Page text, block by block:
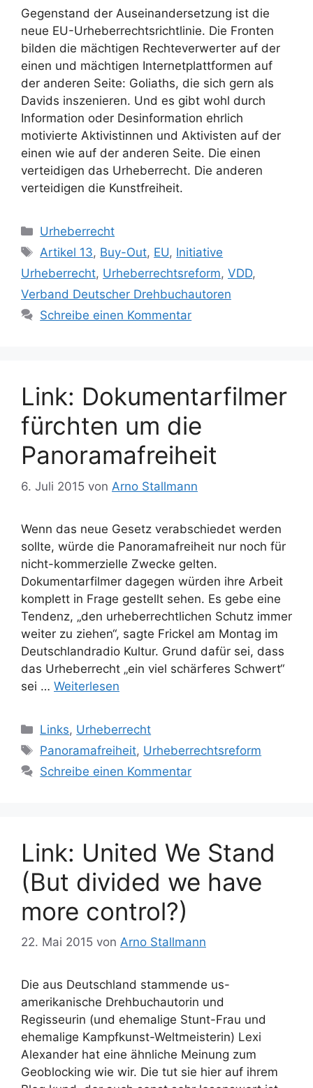
Gegenstand der Auseinandersetzung ist die
neue EU-Urheberrechtsrichtlinie. Die Fronten
bilden die mächtigen Rechteverwerter auf der
einen und mächtigen Internetplattformen auf
der anderen Seite: Goliaths, die sich gern als
Davids inszenieren. Und es gibt wohl durch
Information oder Desinformation ehrlich
motivierte Aktivistinnen und Aktivisten auf der
einen wie auf der anderen Seite. Die einen
verteidigen das Urheberrecht. Die anderen
verteidigen die Kunstfreiheit.
Kategorien
Urheberrecht
Schlagwörter
Artikel 13, Buy-Out, EU, Initiative
Urheberrecht, Urheberrechtsreform, VDD,
Verband Deutscher Drehbuchautoren
Schreibe einen Kommentar
Link: Dokumentarfilmer
fürchten um die
Panoramafreiheit
6. Juli 2015 von Arno Stallmann
Wenn das neue Gesetz verabschiedet werden
sollte, würde die Panoramafreiheit nur noch für
nicht-kommerzielle Zwecke gelten.
Dokumentarfilmer dagegen würden ihre Arbeit
komplett in Frage gestellt sehen. Es gebe eine
Tendenz, „den urheberrechtlichen Schutz immer
weiter zu ziehen“, sagte Frickel am Montag im
Deutschlandradio Kultur. Grund dafür sei, dass
das Urheberrecht „ein viel schärferes Schwert“
sei … Weiterlesen
Kategorien
Links, Urheberrecht
Schlagwörter
Panoramafreiheit, Urheberrechtsreform
Schreibe einen Kommentar
Link: United We Stand
(But divided we have
more control?)
22. Mai 2015 von Arno Stallmann
Die aus Deutschland stammende us-
amerikanische Drehbuchautorin und
Regisseurin (und ehemalige Stunt-Frau und
ehemalige Kampfkunst-Weltmeisterin) Lexi
Alexander hat eine ähnliche Meinung zum
Geoblocking wie wir. Die tut sie hier auf ihrem